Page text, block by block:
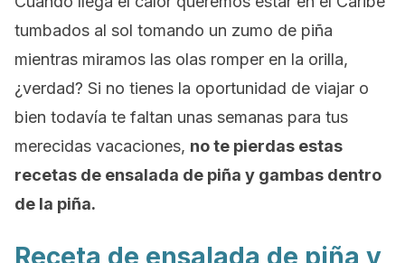
tumbados al sol tomando un zumo de piña
mientras miramos las olas romper en la orilla,
¿verdad? Si no tienes la oportunidad de viajar o
bien todavía te faltan unas semanas para tus
merecidas vacaciones, no te pierdas estas
recetas de ensalada de piña y gambas dentro
de la piña.
Receta de ensalada de piña y